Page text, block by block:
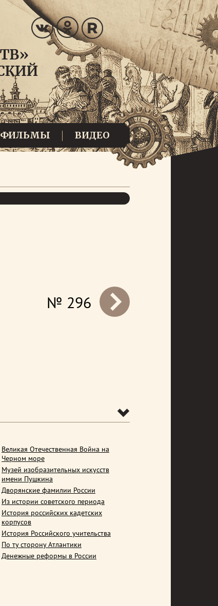
ФИЛЬМЫ ВИДЕО
prev
№ 296
Великая Отечественная Война на
Черном море
Музей изобразительных искусств
имени Пушкина
Дворянские фамилии России
Из истории советского периода
История российских кадетских
корпусов
История Российского учительства
По ту сторону Атлантики
Денежные реформы в России